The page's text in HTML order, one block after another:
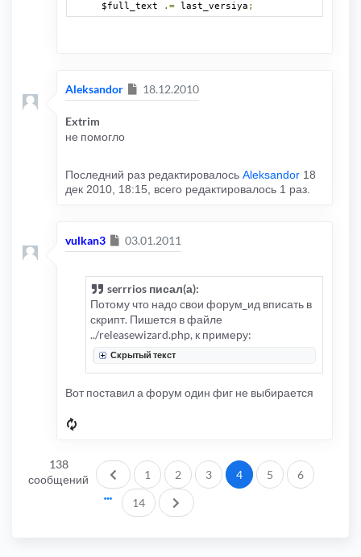
$full_text .= last_versiya ;
Aleksandor Сообщение
18.12.2010
Extrim
не помогло
Последний раз редактировалось Aleksandor 18
дек 2010, 18:15, всего редактировалось 1 раз.
vulkan3 Сообщение
03.01.2011
serrrios писал(а):
Потому что надо свои форум_ид вписать в
скрипт. Пишется в файле
../releasewizard.php, к примеру:
Скрытый текст
Вот поставил а форум один фиг не выбирается
138
сообщений
Пред.
1 2 3 4 5 6
14 След.